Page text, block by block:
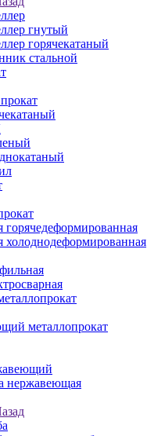
гнутый
горячекатаный
стальной
горячедеформированная
холоднодеформированная
металлопрокат
нержавеющая